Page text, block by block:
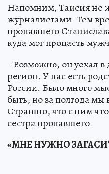
Напомним, Таисия не
журналистами. Тем
пропавшего
куда мог пропасть
- Возможно, он уехал в
регион. У нас есть
России. Было много
быть, но за полгода мы
Страшно, что с ним
сестра пропавшего.
«МНЕ НУЖНО